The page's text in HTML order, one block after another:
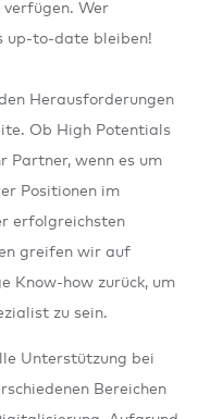
Wer
up-to-date bleiben!
Herausforderungen
Ob High Potentials
Partner, wenn es um
Positionen im
erfolgreichsten
greifen wir auf
Know-how zurück, um
zu sein.
Unterstützung bei
Bereichen